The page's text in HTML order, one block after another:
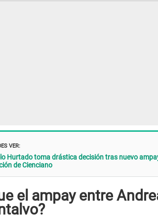
VER:
Hurtado toma drástica decisión tras nuevo
de Cienciano
el ampay entre